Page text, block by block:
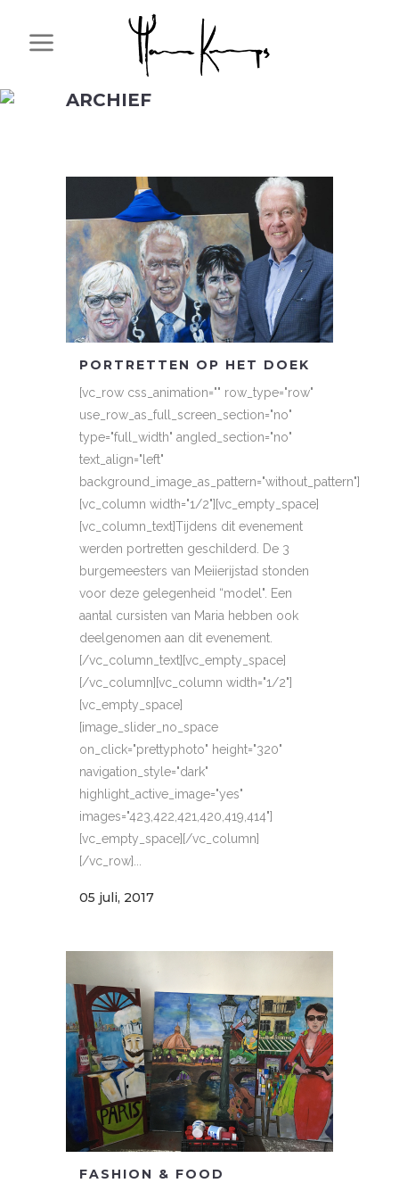
ARCHIEF
PORTRETTEN OP HET DOEK
[vc_row css_animation="" row_type="row"
use_row_as_full_screen_section="no"
type="full_width" angled_section="no"
text_align="left"
background_image_as_pattern="without_pattern"]
[vc_column width="1/2"][vc_empty_space]
[vc_column_text]Tijdens dit evenement
werden portretten geschilderd. De 3
burgemeesters van Meiierijstad stonden
voor deze gelegenheid “model". Een
aantal cursisten van Maria hebben ook
deelgenomen aan dit evenement.
[/vc_column_text][vc_empty_space]
[/vc_column][vc_column width="1/2"]
[vc_empty_space]
[image_slider_no_space
on_click="prettyphoto" height="320"
navigation_style="dark"
highlight_active_image="yes"
images="423,422,421,420,419,414"]
[vc_empty_space][/vc_column]
[/vc_row]...
05 juli, 2017
FASHION & FOOD